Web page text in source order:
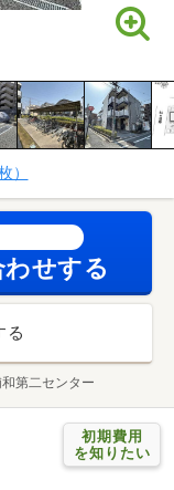
）
せする
る
第二センター
初期費用
を知りたい